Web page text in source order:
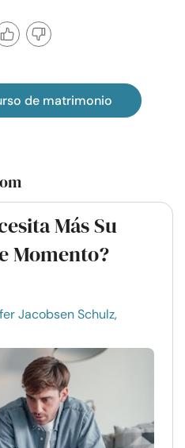
de matrimonio
Más Su
Momento?
Jacobsen Schulz,